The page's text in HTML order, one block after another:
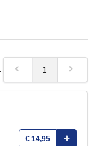
1
€ 14,95